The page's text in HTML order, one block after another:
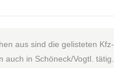
aus sind die gelisteten Kfz-
auch in Schöneck/Vogtl. tätig.